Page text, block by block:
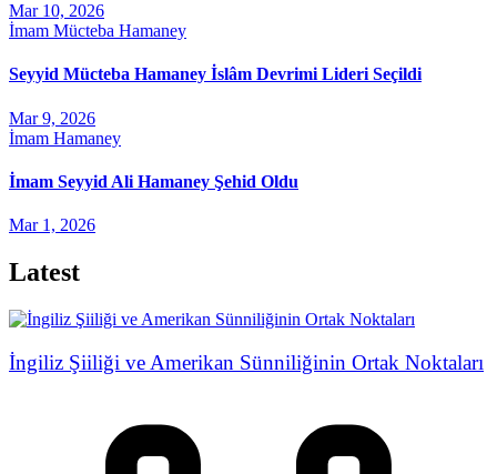
Mar 10, 2026
İmam Mücteba Hamaney
Seyyid Mücteba Hamaney İslâm Devrimi Lideri Seçildi
Mar 9, 2026
İmam Hamaney
İmam Seyyid Ali Hamaney Şehid Oldu
Mar 1, 2026
Latest
İngiliz Şiiliği ve Amerikan Sünniliğinin Ortak Noktaları